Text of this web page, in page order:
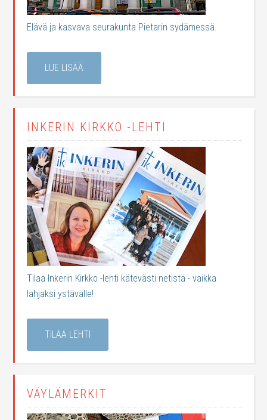
Elävä ja kasvava seurakunta Pietarin sydämessä.
LUE LISÄÄ
INKERIN KIRKKO -LEHTI
Tilaa Inkerin Kirkko -lehti kätevästi netistä - vaikka
lahjaksi ystävälle!
TILAA LEHTI
VÄYLÄMERKIT